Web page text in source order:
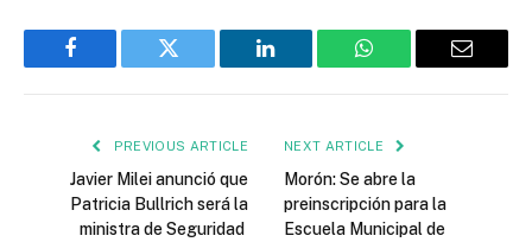
Facebook Twitter LinkedIn WhatsApp Email
PREVIOUS ARTICLE
Javier Milei anunció que
Patricia Bullrich será la
ministra de Seguridad
NEXT ARTICLE
Morón: Se abre la
preinscripción para la
Escuela Municipal de